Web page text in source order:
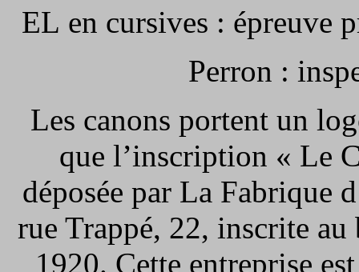
EL en cursives : épreuve
Perron :
Les canons portent un
que l’inscription « Le
déposée par La Fabrique
rue Trappé, 22, inscrite au
1920. Cette entreprise